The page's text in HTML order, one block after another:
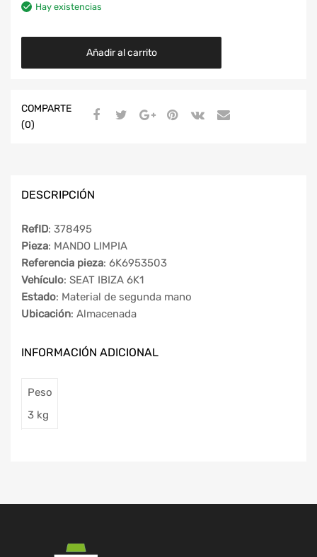
Hay existencias
Añadir al carrito
COMPARTE
(0)
DESCRIPCIÓN
RefID: 378495
Pieza: MANDO LIMPIA
Referencia pieza: 6K6953503
Vehículo: SEAT IBIZA 6K1
Estado: Material de segunda mano
Ubicación: Almacenada
INFORMACIÓN ADICIONAL
Peso
3 kg